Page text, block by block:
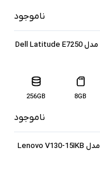
ناموجود
لپ تاپ استوک 12.5 اینچی دل مدل Dell Latitude E7250
8GB
256GB
ناموجود
لپ تاپ استوک 14 اینچی لنوو مدل Lenovo V130-15IKB